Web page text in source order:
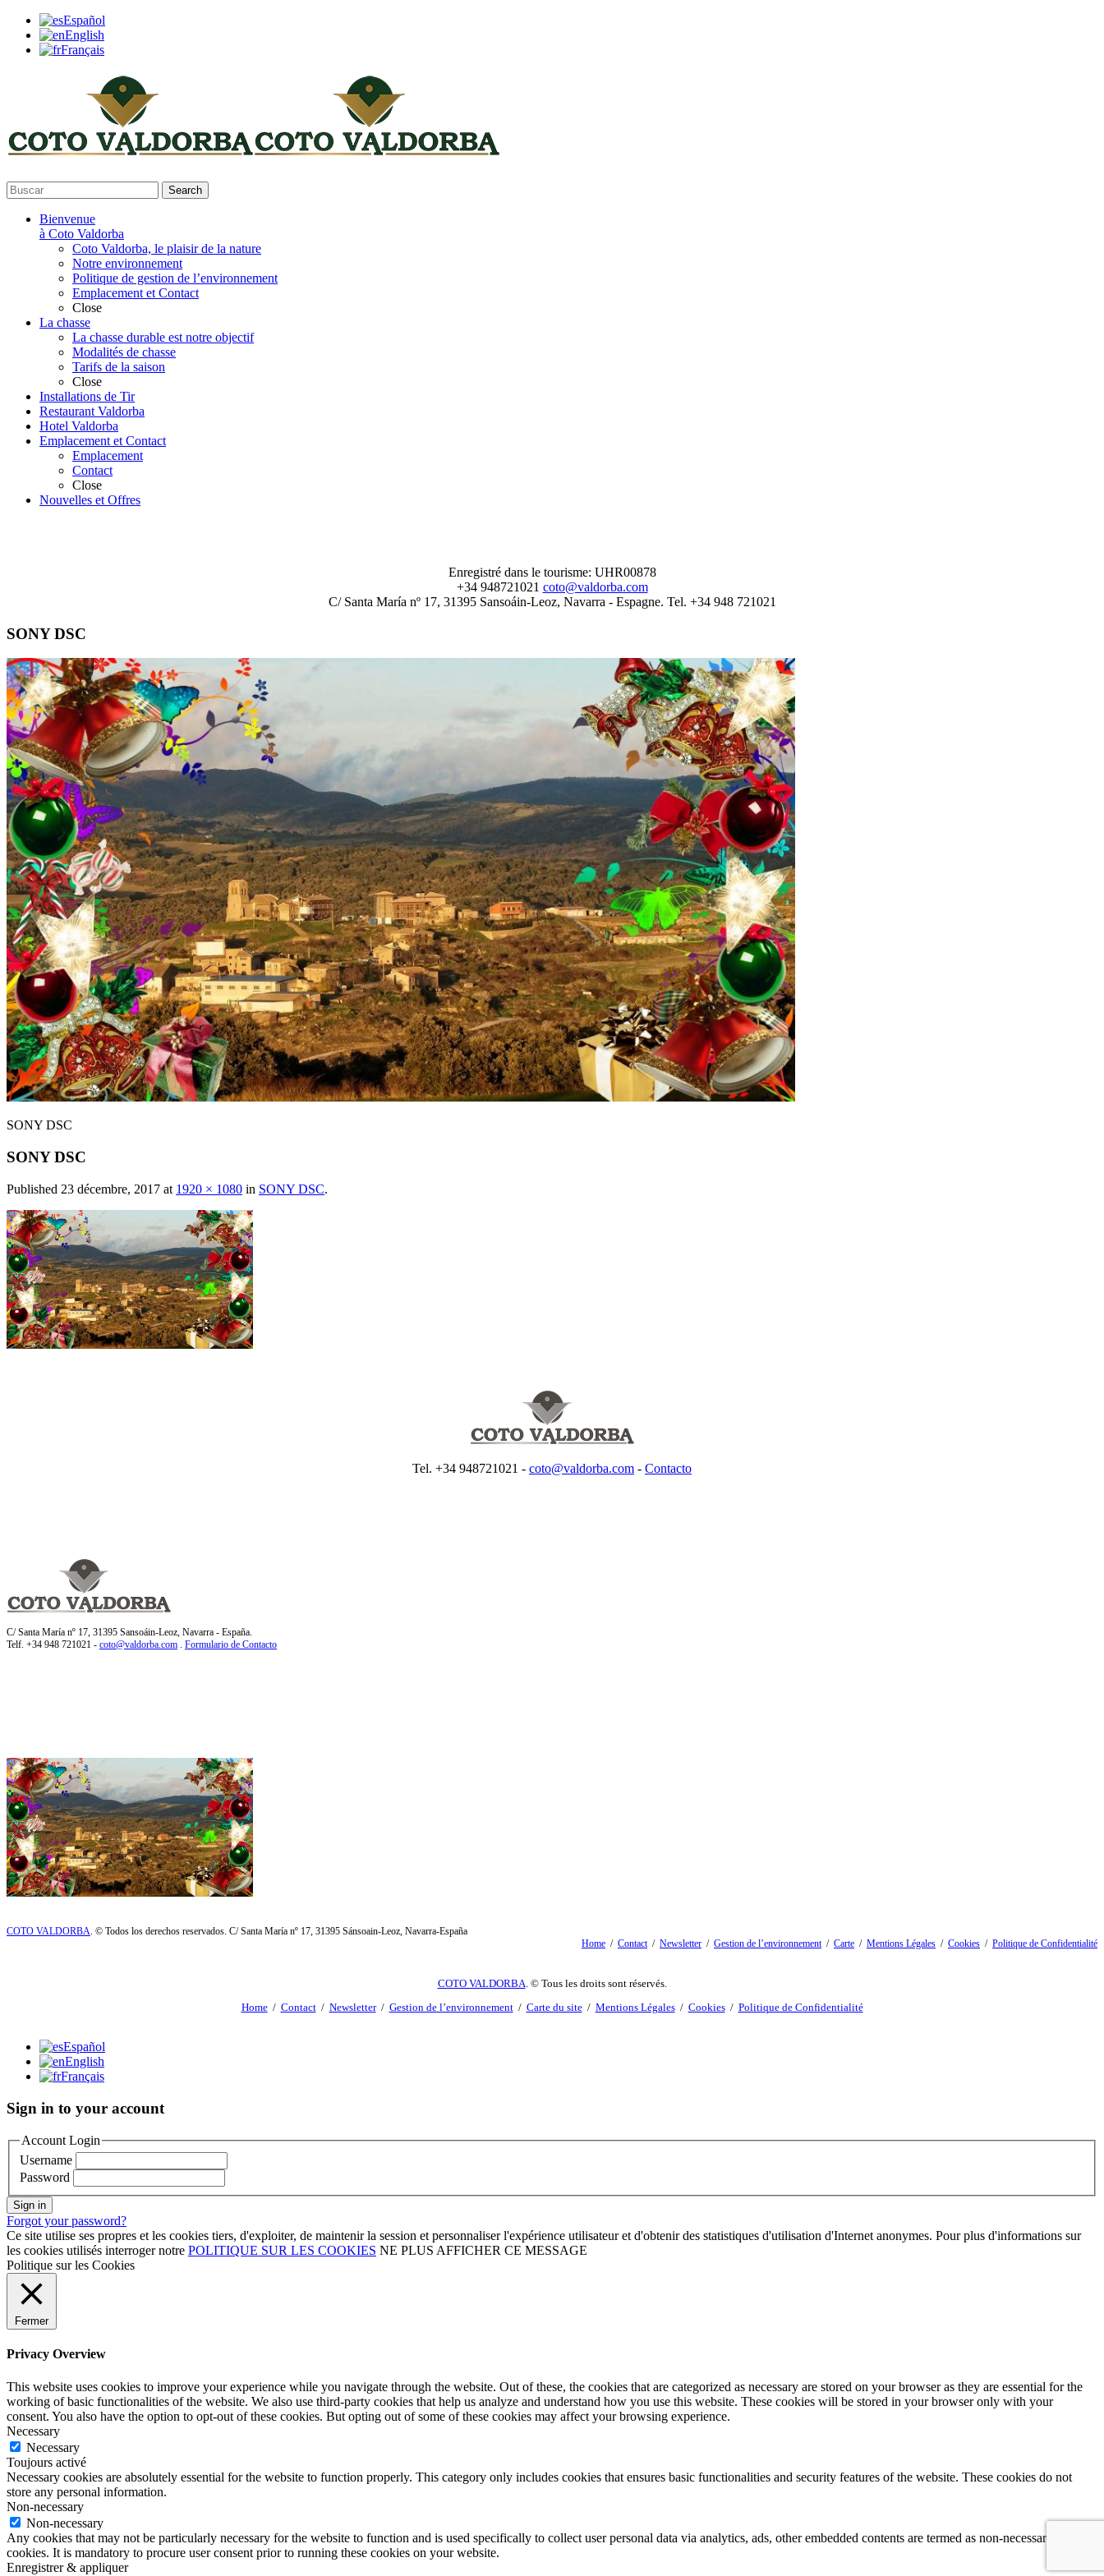
Español
English
Français
Search
Bienvenue
à Coto Valdorba
Coto Valdorba, le plaisir de la nature
Notre environnement
Politique de gestion de l’environnement
Emplacement et Contact
Close
La chasse
La chasse durable est notre objectif
Modalités de chasse
Tarifs de la saison
Close
Installations de Tir
Restaurant Valdorba
Hotel Valdorba
Emplacement et Contact
Emplacement
Contact
Close
Nouvelles et Offres
Enregistré dans le tourisme: UHR00878
+34 948721021 coto@valdorba.com
C/ Santa María nº 17, 31395 Sansoáin-Leoz, Navarra - Espagne. Tel. +34 948 721021
SONY DSC
SONY DSC
SONY DSC
Published 23 décembre, 2017 at 1920 × 1080 in SONY DSC.
Tel. +34 948721021 - coto@valdorba.com - Contacto
C/ Santa María nº 17, 31395 Sansoáin-Leoz, Navarra - España.
Telf. +34 948 721021 - coto@valdorba.com . Formulario de Contacto
COTO VALDORBA. © Todos los derechos reservados. C/ Santa María nº 17, 31395 Sánsoain-Leoz, Navarra-España
Home / Contact/ Newsletter / Gestion de l’environnement/ Carte / Mentions Légales / Cookies / Politique de Confidentialité
COTO VALDORBA. © Tous les droits sont réservés.
Home/ Contact/ Newsletter/ Gestion de l’environnement/ Carte du site/ Mentions Légales/ Cookies/ Politique de Confidentialité
Español
English
Français
Sign in to your account
Account Login
Username
Password
Sign in
Forgot your password?
Ce site utilise ses propres et les cookies tiers, d'exploiter, de maintenir la session et personnaliser l'expérience utilisateur et d'obtenir des statistiques d'utilisation d'Internet anonymes. Pour plus d'informations sur
les cookies utilisés interroger notre POLITIQUE SUR LES COOKIES NE PLUS AFFICHER CE MESSAGE
Politique sur les Cookies
Fermer
Privacy Overview
This website uses cookies to improve your experience while you navigate through the website. Out of these, the cookies that are categorized as necessary are stored on your browser as they are essential for the
working of basic functionalities of the website. We also use third-party cookies that help us analyze and understand how you use this website. These cookies will be stored in your browser only with your
consent. You also have the option to opt-out of these cookies. But opting out of some of these cookies may affect your browsing experience.
Necessary
Necessary
Toujours activé
Necessary cookies are absolutely essential for the website to function properly. This category only includes cookies that ensures basic functionalities and security features of the website. These cookies do not
store any personal information.
Non-necessary
Non-necessary
Any cookies that may not be particularly necessary for the website to function and is used specifically to collect user personal data via analytics, ads, other embedded contents are termed as non-necessary
cookies. It is mandatory to procure user consent prior to running these cookies on your website.
Enregistrer & appliquer